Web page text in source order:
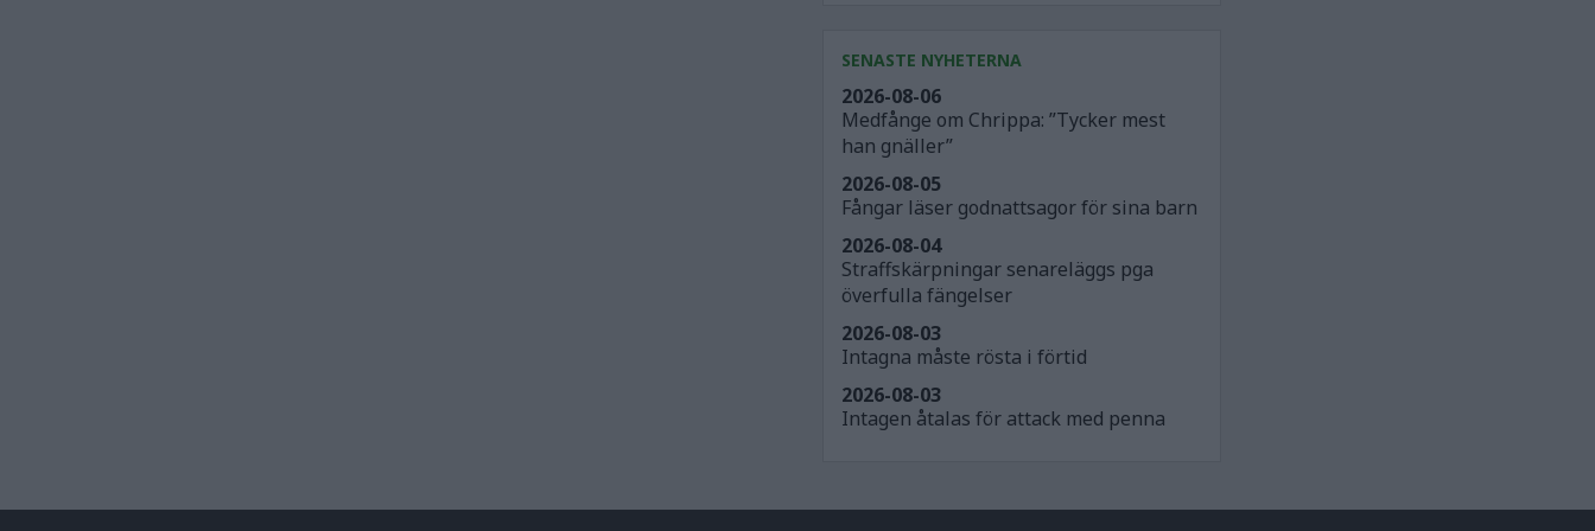
SENASTE NYHETERNA
Medfånge om Chrippa: ”Tycker mest
han gnäller”
2026-08-06
Fångar läser godnattsagor för sina barn
2026-08-05
Straffskärpningar senareläggs pga
överfulla fängelser
2026-08-04
Intagna måste rösta i förtid
2026-08-03
Intagen åtalas för attack med penna
2026-08-03